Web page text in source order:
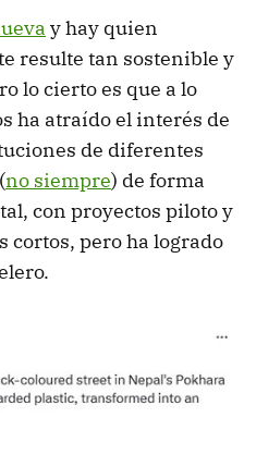
y hay quien
resulte tan sostenible y
lo cierto es que a lo
ha atraído el interés de
de diferentes
no siempre) de forma
con proyectos piloto y
cortos, pero ha logrado